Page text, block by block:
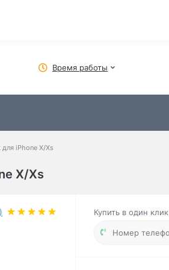
Время работы
iPhone X/Xs
X/Xs
Купить в один клик